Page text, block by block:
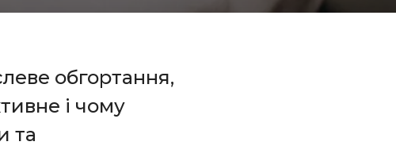
обгортання,
і чому
та